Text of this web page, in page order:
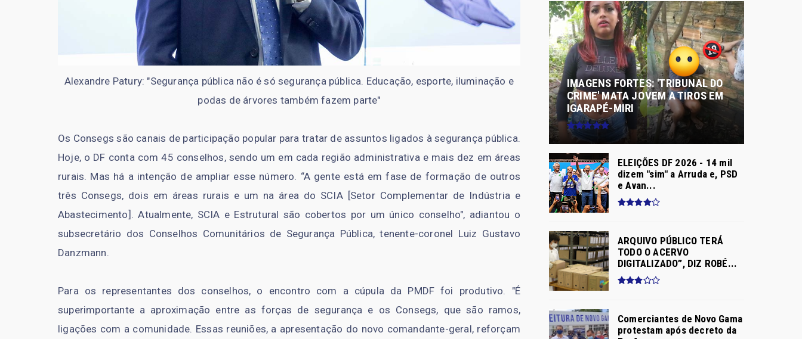
Alexandre Patury: "Segurança pública não é só segurança pública. Educação, esporte, iluminação e
podas de árvores também fazem parte"
Os Consegs são canais de participação popular para tratar de assuntos ligados à segurança pública.
Hoje, o DF conta com 45 conselhos, sendo um em cada região administrativa e mais dez em áreas
rurais. Mas há a intenção de ampliar esse número. “A gente está em fase de formação de outros
três Consegs, dois em áreas rurais e um na área do SCIA [Setor Complementar de Indústria e
Abastecimento]. Atualmente, SCIA e Estrutural são cobertos por um único conselho", adiantou o
subsecretário dos Conselhos Comunitários de Segurança Pública, tenente-coronel Luiz Gustavo
Danzmann.
Para os representantes dos conselhos, o encontro com a cúpula da PMDF foi produtivo. "É
superimportante a aproximação entre as forças de segurança e os Consegs, que são ramos,
ligações com a comunidade. Essas reuniões, a apresentação do novo comandante-geral, reforçam
IMAGENS FORTES: 'TRIBUNAL DO
CRIME' MATA JOVEM A TIROS EM
IGARAPÉ-MIRI
ELEIÇÕES DF 2026 - 14 mil
dizem "sim" a Arruda e, PSD
e Avan...
ARQUIVO PÚBLICO TERÁ
TODO O ACERVO
DIGITALIZADO”, DIZ ROBÉ...
Comerciantes de Novo Gama
protestam após decreto da